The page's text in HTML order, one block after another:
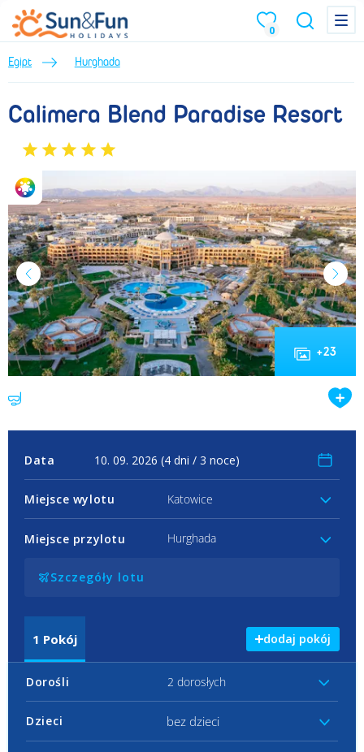
0
Menu Menu
Egipt Hurghada
Calimera Blend Paradise Resort
+23
Data
Miejsce wylotu Katowice
Miejsce przylotu Hurghada
Szczegóły lotu
1 Pokój dodaj pokój
Dorośli 2 dorosłych
Dzieci bez dzieci
Calimera Blend Paradise Resort (Lato 2026) • Hurghada • Egipt • BP